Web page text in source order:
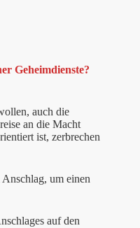
Geheimdienste?
auch die
an die Macht
ist, zerbrechen
um einen
auf den